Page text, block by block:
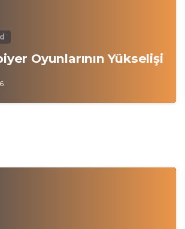
Oyunlarının Yükselişi